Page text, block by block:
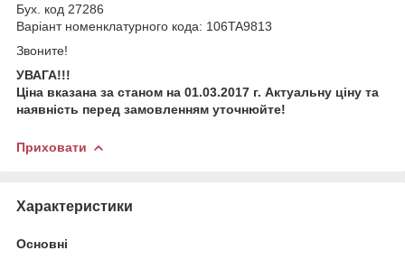
Бух. код 27286
Варіант номенклатурного кода: 106TA9813
Звоните!
УВАГА!!!
Ціна вказана за станом на 01.03.2017 г. Актуальну ціну та
наявність перед замовленням уточнюйте!
Приховати
Характеристики
Основні